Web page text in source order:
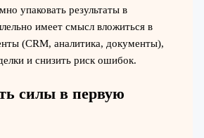
упаковать результаты в
имеет смысл вложиться в
(CRM, аналитика, документы),
и снизить риск ошибок.
силы в первую